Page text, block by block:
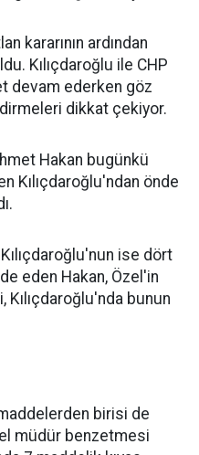
kararının ardından
Kılıçdaroğlu ile CHP
devam ederken göz
dikkat çekiyor.
Hakan bugünkü
Kılıçdaroğlu'ndan önde
ise dört
eden Hakan, Özel'in
bunun
birisi de
müdür benzetmesi